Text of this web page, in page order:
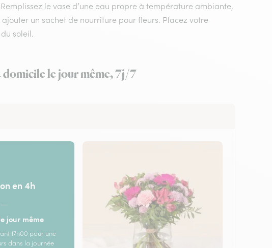
le vase d’une eau propre à température ambiante,
un sachet de nourriture pour fleurs. Placez votre
soleil.
le jour même, 7j/7
en 4h
—
jour même
17h00 pour une
dans la journée